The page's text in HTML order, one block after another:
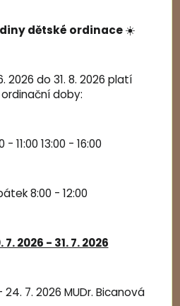
dětské ordinace☀️
2026 do 31. 8. 2026 platí
doby:
11:00 13:00 - 16:00
8:00 - 12:00
2026 - 31. 7. 2026
7. 2026 MUDr. Bicanová